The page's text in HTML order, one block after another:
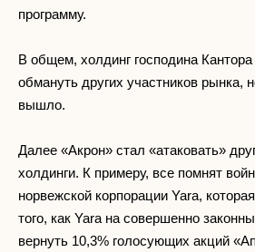
программу.
В общем, холдинг господина
обмануть других участников рынка,
вышло.
Далее «Акрон» стал «атаковать»
холдинги. К примеру, все помнят
норвежской корпорации Yara,
того, как Yara на совершенно
вернуть 10,3% голосующих акций